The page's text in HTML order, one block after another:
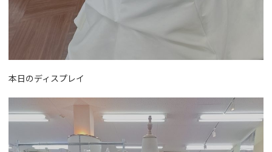
本日のディスプレイ